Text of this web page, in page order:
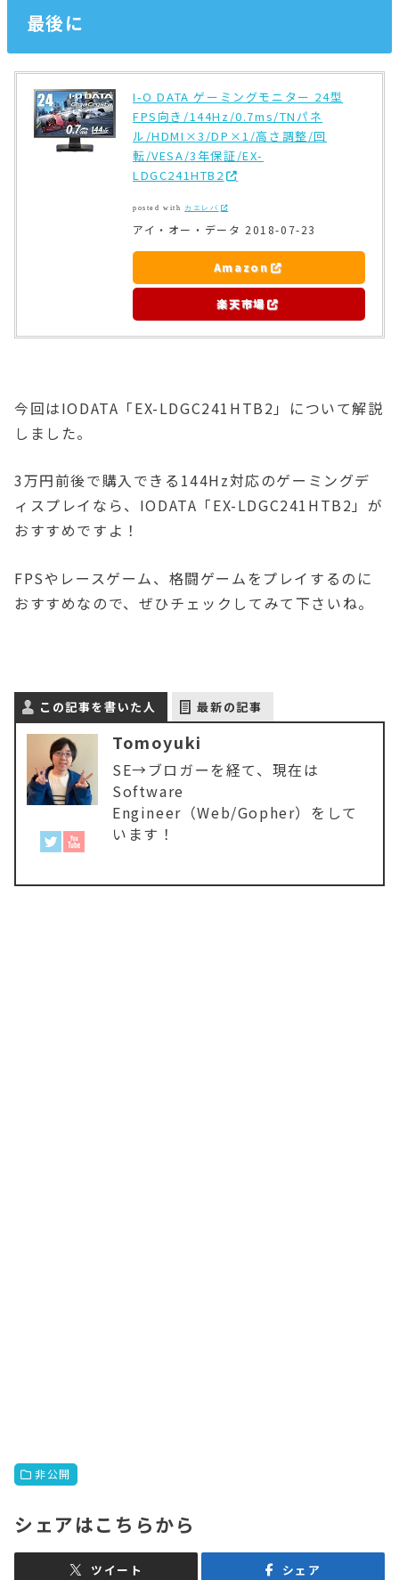
最後に
I-O DATA ゲーミングモニター 24型
FPS向き/144Hz/0.7ms/TNパネ
ル/HDMI×3/DP×1/高さ調整/回
転/VESA/3年保証/EX-
LDGC241HTB2
posted with カエレバ
アイ・オー・データ 2018-07-23
Amazon
楽天市場
今回はIODATA「EX-LDGC241HTB2」について解説
しました。
3万円前後で購入できる144Hz対応のゲーミングデ
ィスプレイなら、IODATA「EX-LDGC241HTB2」が
おすすめですよ！
FPSやレースゲーム、格闘ゲームをプレイするのに
おすすめなので、ぜひチェックしてみて下さいね。
この記事を書いた人 最新の記事
Tomoyuki
SE→ブロガーを経て、現在は
Software
Engineer（Web/Gopher）をして
います！
非公開
シェアはこちらから
ツイート シェア